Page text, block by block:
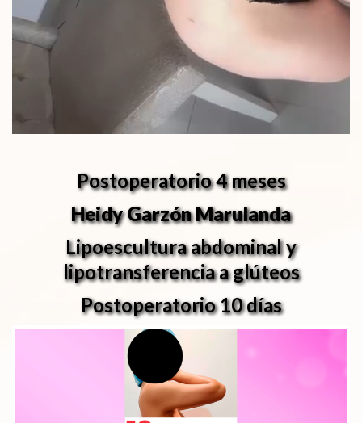
Postoperatorio 4 meses
Heidy Garzón Marulanda
Lipoescultura abdominal y
lipotransferencia a glúteos
Postoperatorio 10 días